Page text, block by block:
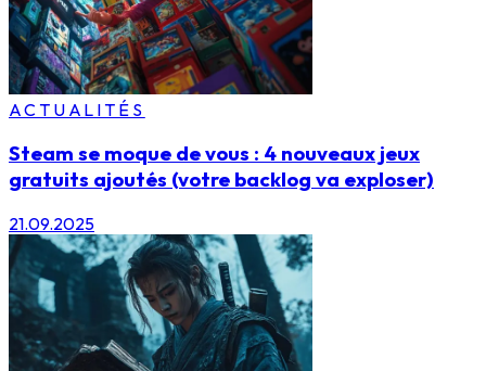
ACTUALITÉS
Steam se moque de vous : 4 nouveaux jeux
gratuits ajoutés (votre backlog va exploser)
21.09.2025